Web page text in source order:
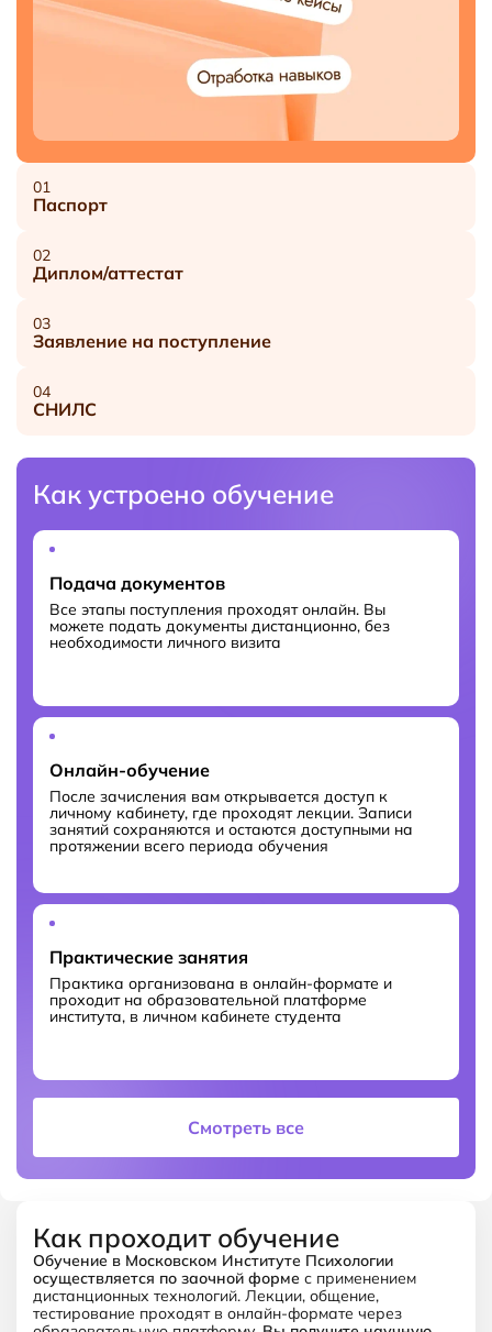
01
Паспорт
02
Диплом/аттестат
03
Заявление на поступление
04
СНИЛС
Как устроено обучение
Подача документов
Все этапы поступления проходят онлайн. Вы
можете подать документы дистанционно, без
необходимости личного визита
Онлайн-обучение
После зачисления вам открывается доступ к
личному кабинету, где проходят лекции. Записи
занятий сохраняются и остаются доступными на
протяжении всего периода обучения
Практические занятия
Практика организована в онлайн-формате и
проходит на образовательной платформе
института, в личном кабинете студента
Смотреть все
Как проходит обучение
Обучение в Московском Институте Психологии
осуществляется по заочной форме с применением
дистанционных технологий. Лекции, общение,
тестирование проходят в онлайн-формате через